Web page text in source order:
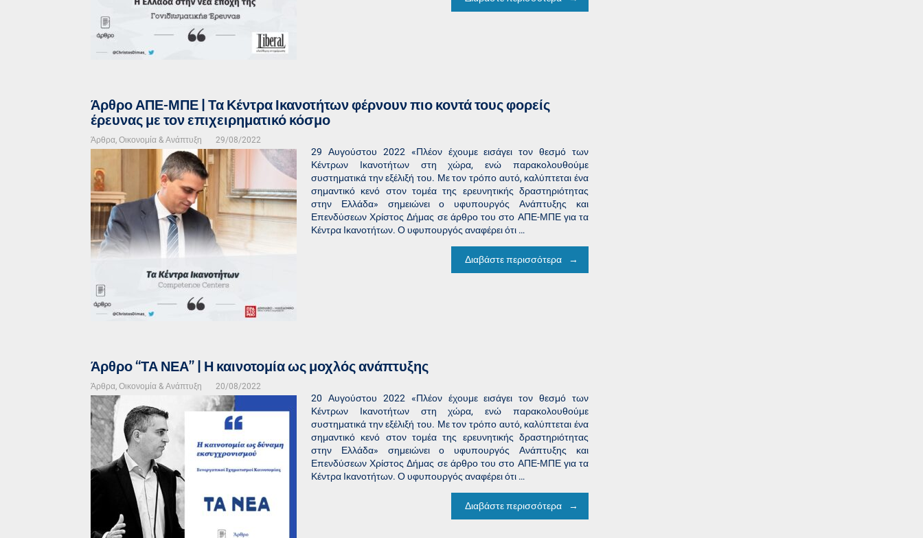
Άρθρο ΑΠΕ-ΜΠΕ | Τα Κέντρα Ικανοτήτων φέρνουν πιο κοντά τους φορείς
έρευνας με τον επιχειρηματικό κόσμο
Άρθρα, Οικονομία & Ανάπτυξη 29/08/2022
29 Αυγούστου 2022 «Πλέον έχουμε εισάγει τον θεσμό των
Κέντρων Ικανοτήτων στη χώρα, ενώ παρακολουθούμε
συστηματικά την εξέλιξή του. Με τον τρόπο αυτό, καλύπτεται ένα
σημαντικό κενό στον τομέα της ερευνητικής δραστηριότητας
στην Ελλάδα» σημειώνει ο υφυπουργός Ανάπτυξης και
Επενδύσεων Χρίστος Δήμας σε άρθρο του στο ΑΠΕ-ΜΠΕ για τα
Κέντρα Ικανοτήτων. Ο υφυπουργός αναφέρει ότι …
Διαβάστε περισσότερα
Άρθρο “ΤΑ ΝΕΑ” | Η καινοτομία ως μοχλός ανάπτυξης
Άρθρα, Οικονομία & Ανάπτυξη 20/08/2022
20 Αυγούστου 2022 «Πλέον έχουμε εισάγει τον θεσμό των
Κέντρων Ικανοτήτων στη χώρα, ενώ παρακολουθούμε
συστηματικά την εξέλιξή του. Με τον τρόπο αυτό, καλύπτεται ένα
σημαντικό κενό στον τομέα της ερευνητικής δραστηριότητας
στην Ελλάδα» σημειώνει ο υφυπουργός Ανάπτυξης και
Επενδύσεων Χρίστος Δήμας σε άρθρο του στο ΑΠΕ-ΜΠΕ για τα
Κέντρα Ικανοτήτων. Ο υφυπουργός αναφέρει ότι …
Διαβάστε περισσότερα